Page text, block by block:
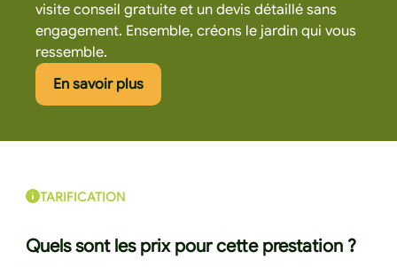
visite conseil gratuite et un devis détaillé sans
engagement. Ensemble, créons le jardin qui vous
ressemble.
En savoir plusCliquez ici pour en savoir plus
TARIFICATION
Quels sont les prix pour cette prestation ?